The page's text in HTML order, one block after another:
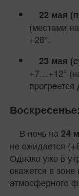
22 мая
(местами
+28°.
23 мая
+7…+12°
В ночь на 24
не ожидается
Однако уже в
окажется в
атмосферного